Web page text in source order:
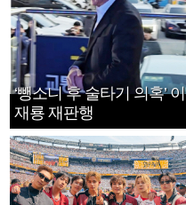
‘뺑소니 후 술타기 의혹’ 이
재룡 재판행